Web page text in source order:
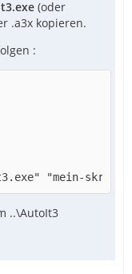
(oder
.a3x kopieren.
:
"mein-
..\AutoIt3